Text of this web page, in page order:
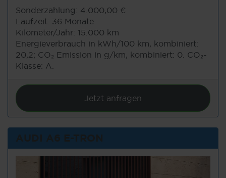
Sonderzahlung: 4.000,00 €
Laufzeit: 36 Monate
Kilometer/Jahr: 15.000 km
Energieverbrauch in kWh/100 km, kombiniert:
20,2; CO₂ Emission in g/km, kombiniert: 0. CO₂-
Klasse: A.
Jetzt anfragen